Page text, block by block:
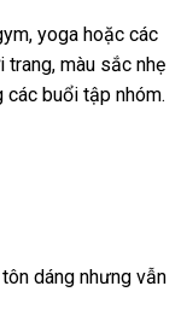
yoga hoặc các
màu sắc nhẹ
các buổi tập nhóm.
dáng nhưng vẫn